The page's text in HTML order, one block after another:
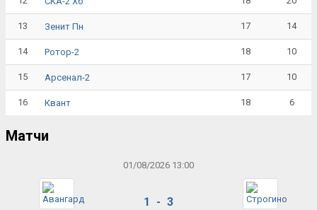
13 Зенит Пн 17 14
14 Ротор-2 18 10
15 Арсенал-2 17 10
16 Квант 18 6
Матчи
01/08/2026 13:00
1 - 3